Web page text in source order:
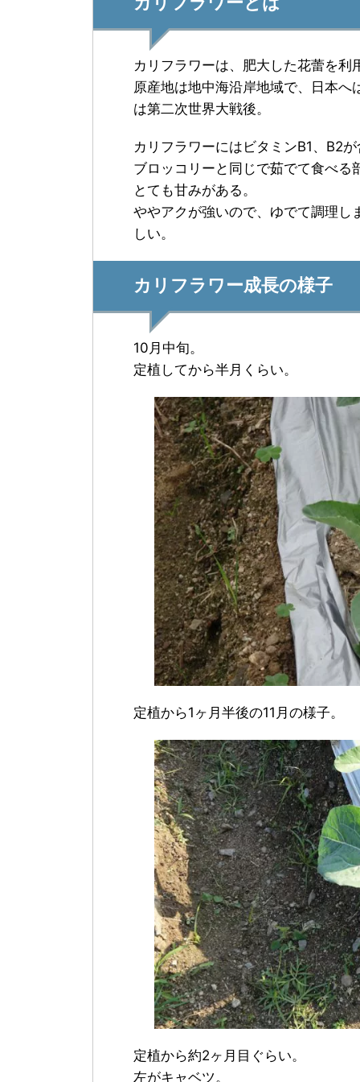
カリフラワーは、肥大した花蕾を利
原産地は地中海沿岸地域で、日本
は第二次世界大戦後。
カリフラワーにはビタミンB1、B2
ブロッコリーと同じで茹でて食べる
とても甘みがある。
ややアクが強いので、ゆでて調理し
しい。
カリフラワー成長の様子
10月中旬。
定植してから半月くらい。
定植から1ヶ月半後の11月の様子。
定植から約2ヶ月目ぐらい。
左がキャベツ。